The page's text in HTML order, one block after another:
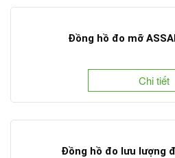
Đồng hồ đo mỡ
Chi tiết
Đồng hồ đo lưu lượng